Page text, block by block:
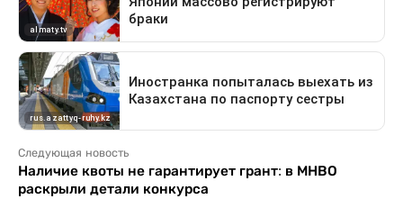
Следующая новость
Наличие квоты не гарантирует грант: в МНВО
раскрыли детали конкурса